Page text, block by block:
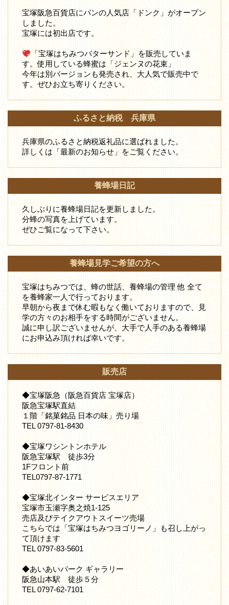
宝塚阪急百貨店にパンの人気店「ドンク」がオープン
しました。
宝塚には初出店です。
「宝塚はちみつバターサンド」を販売していま
す。使用している蜂蜜は「ジェンヌの花束」
今年は別バージョンも発売され、大人気で販売中で
す。ぜひお立ち寄りください。
ふるさと納税 兵庫県
兵庫県のふるさと納税返礼品に選ばれました。
詳しくは「最新のお知らせ」をご覧ください。
養蜂場日記
久しぶりに養蜂場日記を更新しました。
分蜂の写真を上げています。
ぜひご覧になって下さい。
養蜂場見学ご希望の方へ
宝塚はちみつでは、蜂の世話、養蜂場の管理 他 全て
を養蜂家一人で行っております。
早朝から夜まで休む暇もなく働いておりますので、見
学の方々のお相手をする時間がございません。
誠に申し訳ございませんが、大手で人手のある養蜂場
にお申込み頂ければ幸いです。
販売店
◆宝塚阪急（阪急百貨店 宝塚店）
阪急宝塚駅直結
１階「銘菓銘品 日本の味」売り場
TEL 0797-81-8430
◆宝塚ワシントンホテル
阪急宝塚駅 徒歩3分
1Fフロント前
TEL0797-87-1771
◆宝塚北インター サービスエリア
宝塚市玉瀬字奥之焼1-125
売店及びテイクアウトスイーツ売場
こちらでは「宝塚はちみつヨゴリーノ」も召し上がっ
て頂けます
TEL 0797-83-5601
◆あいあいパーク ギャラリー
阪急山本駅 徒歩５分
TEL 0797-62-7101